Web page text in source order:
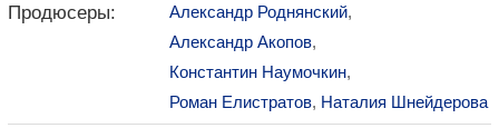
Продюсеры: Александр Роднянский,
Александр Акопов,
Константин Наумочкин,
Роман Елистратов, Наталия Шнейдерова